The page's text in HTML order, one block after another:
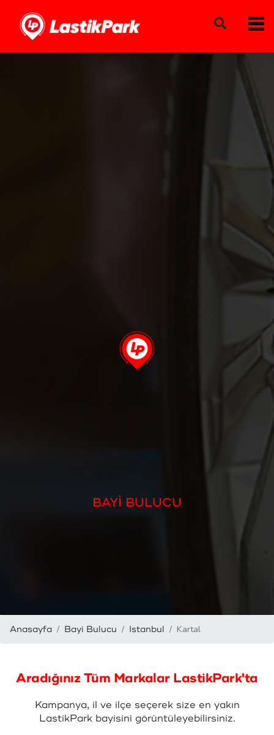
BAYİ BULUCU
Anasayfa Bayi Bulucu Istanbul Kartal
Aradığınız Tüm Markalar LastikPark'ta
Kampanya, il ve ilçe seçerek size en yakın
LastikPark bayisini görüntüleyebilirsiniz.